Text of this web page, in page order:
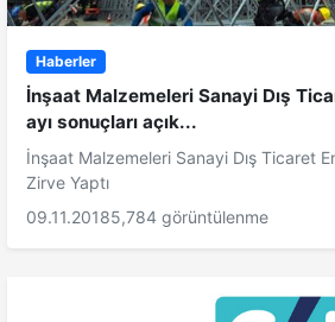
Haberler
İnşaat Malzemeleri Sanayi Dış
ayı sonuçları açık...
İnşaat Malzemeleri Sanayi Dış Ticaret
Zirve Yaptı
09.11.20185,784 görüntülenme